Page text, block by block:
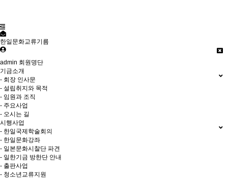
한일문화교류기름
admin 회원명단
기금소개
- 회장 인사문
- 설립취지와 목적
- 임원과 조직
- 주요사업
- 오시는 길
시행사업
- 한일국제학술회의
- 한일문화강좌
- 일본문화시찰단 파견
- 일한기금 방한단 안내
- 출판사업
- 청소년교류지원